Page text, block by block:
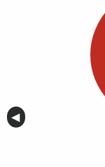
Anterior
◀︎